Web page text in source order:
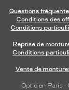
Questions
Conditions des
Conditions
Reprise de
Conditions
Vente de
Opticien Paris -